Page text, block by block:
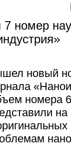
номер
новый
номера